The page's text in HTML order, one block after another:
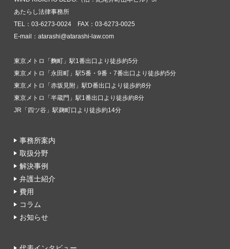
あたらし法律事務所
TEL：03-6273-0024 FAX：03-6273-0025
E-mail：atarashi@atarashi-law.com
東京メトロ「麴町」駅1番出口より徒歩約5分
東京メトロ「永田町」駅5番・9番・7番出口より徒歩約5分
東京メトロ「赤坂見附」駅D番出口より徒歩約8分
東京メトロ「半蔵門」駅1番出口より徒歩約8分
JR「四ツ谷」駅麹町口より徒歩約14分
事務所案内
取扱分野
解決事例
弁護士紹介
費用
コラム
お知らせ